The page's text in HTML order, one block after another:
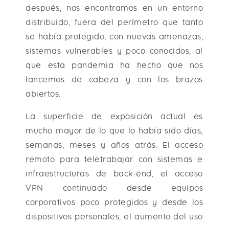
después, nos encontramos en un entorno
distribuido, fuera del perímetro que tanto
se había protegido, con nuevas amenazas,
sistemas vulnerables y poco conocidos, al
que esta pandemia ha hecho que nos
lancemos de cabeza y con los brazos
abiertos.
La superficie de exposición actual es
mucho mayor de lo que lo había sido días,
semanas, meses y años atrás. El acceso
remoto para teletrabajar con sistemas e
infraestructuras de back-end, el acceso
VPN continuado desde equipos
corporativos poco protegidos y desde los
dispositivos personales, el aumento del uso